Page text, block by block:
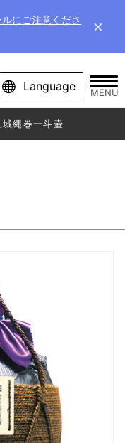
にご注意くださ
×
Language MENU
城縄巻一斗壷